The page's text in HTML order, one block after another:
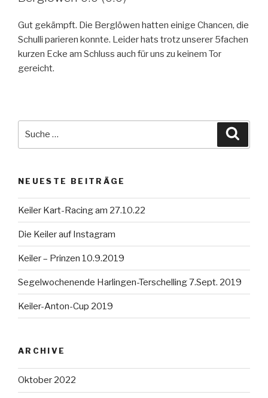
Gut gekämpft. Die Berglöwen hatten einige Chancen, die
Schulli parieren konnte. Leider hats trotz unserer 5fachen
kurzen Ecke am Schluss auch für uns zu keinem Tor
gereicht.
NEUESTE BEITRÄGE
Keiler Kart-Racing am 27.10.22
Die Keiler auf Instagram
Keiler – Prinzen 10.9.2019
Segelwochenende Harlingen-Terschelling 7.Sept. 2019
Keiler-Anton-Cup 2019
ARCHIVE
Oktober 2022